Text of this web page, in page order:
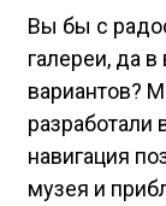
Вы бы с
галереи, да
вариантов?
разработали
навигация
музея и